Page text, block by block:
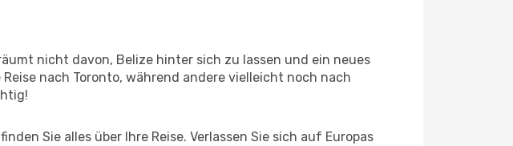
nicht davon, Belize hinter sich zu lassen und ein neues
nach Toronto, während andere vielleicht noch nach
Sie alles über Ihre Reise. Verlassen Sie sich auf Europas